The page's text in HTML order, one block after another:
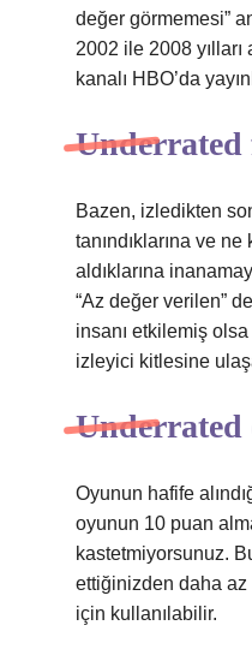
değer görmemesi”
2002 ile 2008 yılları
kanalı HBO’da
Bazen, izledikten
tanındıklarına ve
aldıklarına
“Az değer verilen”
insanı etkilemiş
izleyici kitlesine
Underrated
Oyunun hafife
oyunun 10 puan
kastetmiyorsunuz.
ettiğinizden daha az
için kullanılabilir.